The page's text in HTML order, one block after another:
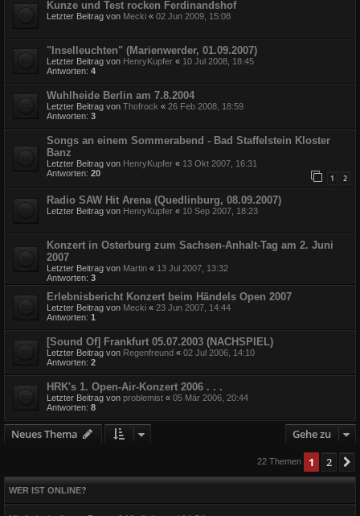
Kunze und Test rocken Ferdinandshof
Letzter Beitrag von Mecki « 02 Jun 2009, 15:08
"Inselleuchten" (Marienwerder, 01.09.2007)
Letzter Beitrag von HenryKupfer « 10 Jul 2008, 18:45
Antworten: 4
Wuhlheide Berlin am 7.8.2004
Letzter Beitrag von Thofrock « 26 Feb 2008, 18:59
Antworten: 3
Songs an einem Sommerabend - Bad Staffelstein Kloster
Banz
Letzter Beitrag von HenryKupfer « 13 Okt 2007, 16:31
Antworten: 20 1 2
Radio SAW Hit Arena (Quedlinburg, 08.09.2007)
Letzter Beitrag von HenryKupfer « 10 Sep 2007, 18:23
Konzert in Osterburg zum Sachsen-Anhalt-Tag am 2. Juni
2007
Letzter Beitrag von Martin « 13 Jul 2007, 13:32
Antworten: 3
Erlebnisbericht Konzert beim Händels Open 2007
Letzter Beitrag von Mecki « 23 Jun 2007, 14:44
Antworten: 1
[Sound Of] Frankfurt 05.07.2003 (NACHSPIEL)
Letzter Beitrag von Regenfreund « 02 Jul 2006, 14:10
Antworten: 2
HRK's 1. Open-Air-Konzert 2006 . . .
Letzter Beitrag von problemist « 05 Mär 2006, 20:44
Antworten: 8
Neues Thema Gehe zu
22 Themen 1 2
WER IST ONLINE?